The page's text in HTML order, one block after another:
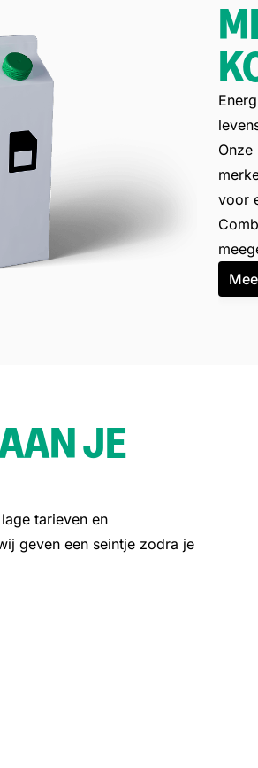
voor
JE
tarieven en
geven een seintje zodra je